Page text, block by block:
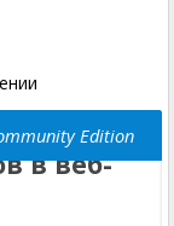
в веб-